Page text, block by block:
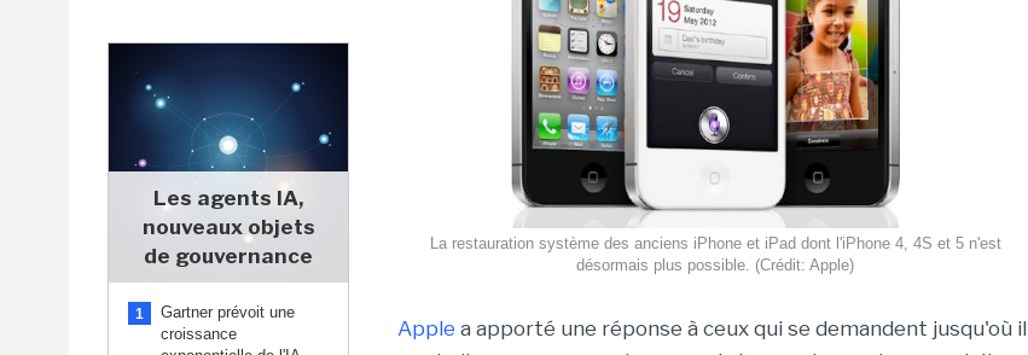
Les agents IA,
nouveaux objets
de gouvernance
1
Gartner prévoit une
croissance
La restauration système des anciens iPhone et iPad dont l'iPhone 4, 4S et 5 n'est
désormais plus possible. (Crédit: Apple)
Apple a apporté une réponse à ceux qui se demandent jusqu'où il